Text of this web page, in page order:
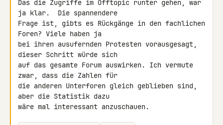
Das die Zugriffe im Offtopic runter gehen, war
ja klar.  Die spannendere
Frage ist, gibts es Rückgänge in den fachlichen
Foren? Viele haben ja
bei ihren ausufernden Protesten vorausgesagt,
dieser Schritt würde sich
auf das gesamte Forum auswirken. Ich vermute
zwar, dass die Zahlen für
die anderen Unterforen gleich geblieben sind,
aber die Statistik dazu
wäre mal interessant anzuschauen.